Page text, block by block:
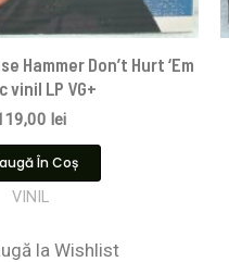
Hammer Don’t Hurt ‘Em
vinil LP VG+
lei
În Coș
VINIL
la Wishlist